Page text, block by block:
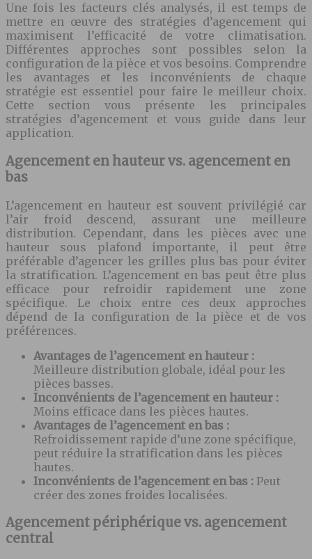
Une fois les facteurs clés analysés, il est temps de
mettre en œuvre des stratégies d’agencement qui
maximisent l’efficacité de votre climatisation.
Différentes approches sont possibles selon la
configuration de la pièce et vos besoins. Comprendre
les avantages et les inconvénients de chaque
stratégie est essentiel pour faire le meilleur choix.
Cette section vous présente les principales
stratégies d’agencement et vous guide dans leur
application.
Agencement en hauteur vs. agencement en
bas
L’agencement en hauteur est souvent privilégié car
l’air froid descend, assurant une meilleure
distribution. Cependant, dans les pièces avec une
hauteur sous plafond importante, il peut être
préférable d’agencer les grilles plus bas pour éviter
la stratification. L’agencement en bas peut être plus
efficace pour refroidir rapidement une zone
spécifique. Le choix entre ces deux approches
dépend de la configuration de la pièce et de vos
préférences.
Avantages de l’agencement en hauteur :
Meilleure distribution globale, idéal pour les
pièces basses.
Inconvénients de l’agencement en hauteur :
Moins efficace dans les pièces hautes.
Avantages de l’agencement en bas :
Refroidissement rapide d’une zone spécifique,
peut réduire la stratification dans les pièces
hautes.
Inconvénients de l’agencement en bas : Peut
créer des zones froides localisées.
Agencement périphérique vs. agencement
central